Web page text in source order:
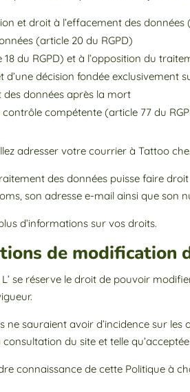
et droit à l’effacement des données
(article 20 du RGPD)
du RGPD) et à l’opposition du
d’une décision fondée exclusivement
données après la mort
compétente (article 77 du
adresser votre courrier à Tattoo
des données puisse faire
son adresse e-mail ainsi que son
d’informations sur vos droits.
de modification
se réserve le droit de pouvoir
ne sauraient avoir d’incidence sur
du site et telle
connaissance de cette Politique à